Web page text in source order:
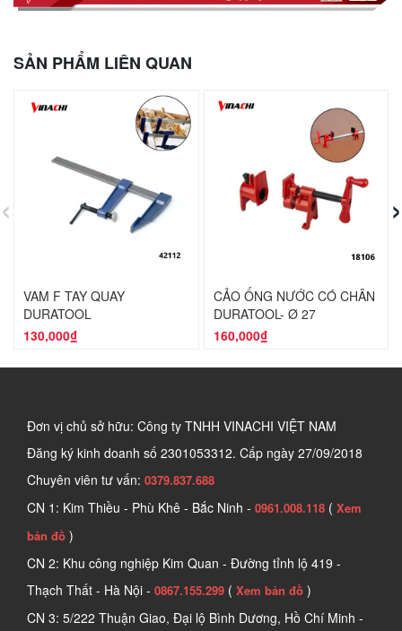
SẢN PHẨM LIÊN QUAN
VAM F TAY QUAY
DURATOOL
130,000₫
CẢO ỐNG NƯỚC CÓ CHÂN
DURATOOL- Ø 27
160,000₫
‹ ›
Đơn vị chủ sở hữu: Công ty TNHH VINACHI VIỆT NAM
Đăng ký kinh doanh số 2301053312. Cấp ngày 27/09/2018
Chuyên viên tư vấn: 0379.837.688
CN 1: Kim Thiều - Phù Khê - Bắc Ninh - 0961.008.118 ( Xem
bản đồ )
CN 2: Khu công nghiệp Kim Quan - Đường tỉnh lộ 419 -
Thạch Thất - Hà Nội - 0867.155.299 ( Xem bản đồ )
CN 3: 5/222 Thuận Giao, Đại lộ Bình Dương, Hồ Chí Minh -